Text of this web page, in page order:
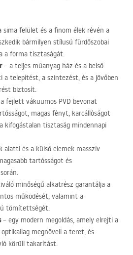
sima felület és a finom élek révén a
bármilyen stílusú fürdőszobai
a forma tisztaságát.
– a teljes műanyag ház és a belső
telepítést, a szintezést, és a jövőben
biztosít.
fejlett vákuumos PVD bevonat
magas fényt, karcállóságot
kifogástalan tisztaság mindennapi
alatti és a külső elemek masszív
tartósságot és
minőségű alkatrész garantálja a
működését, valamint a
tömítettségét.
– egy modern megoldás, amely elrejti a
megnöveli a teret, és
körüli takarítást.